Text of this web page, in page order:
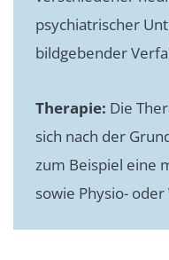
psychiatrischer
bildgebender
Therapie: Die
sich nach der
zum Beispiel eine
sowie Physio-